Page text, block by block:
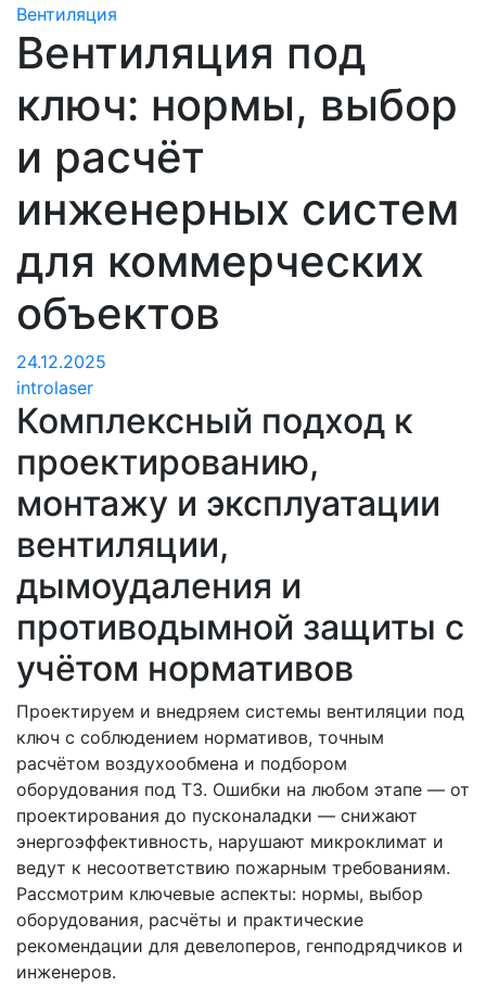
Вентиляция
Вентиляция под
ключ: нормы, выбор
и расчёт
инженерных систем
для коммерческих
объектов
24.12.2025
introlaser
Комплексный подход к
проектированию,
монтажу и эксплуатации
вентиляции,
дымоудаления и
противодымной защиты с
учётом нормативов
Проектируем и внедряем системы вентиляции под
ключ с соблюдением нормативов, точным
расчётом воздухообмена и подбором
оборудования под ТЗ. Ошибки на любом этапе — от
проектирования до пусконаладки — снижают
энергоэффективность, нарушают микроклимат и
ведут к несоответствию пожарным требованиям.
Рассмотрим ключевые аспекты: нормы, выбор
оборудования, расчёты и практические
рекомендации для девелоперов, генподрядчиков и
инженеров.